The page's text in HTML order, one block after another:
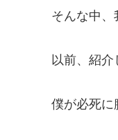
そんな中、
以前、紹
僕が必死に